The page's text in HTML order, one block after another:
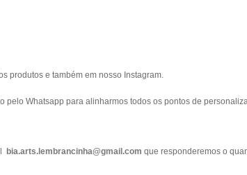
produtos e também em nosso Instagram.
pelo Whatsapp para alinharmos todos os pontos de
bia.arts.lembrancinha@gmail.com que responderemos o